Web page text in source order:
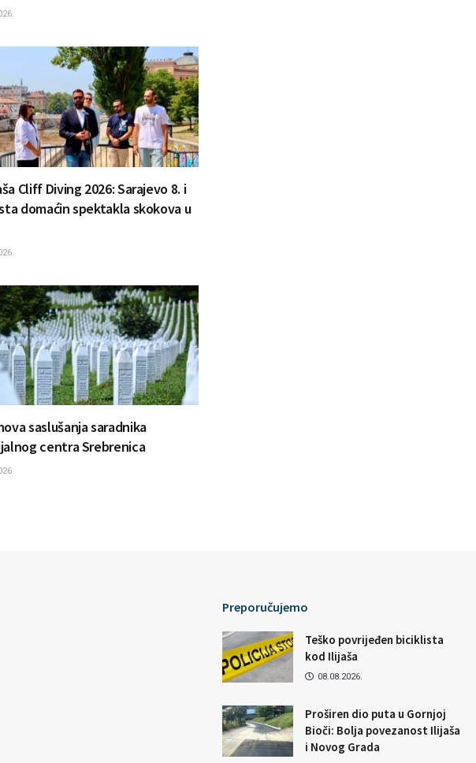
Cliff Diving 2026: Sarajevo 8. i
domaćin spektakla skokova u
saslušanja saradnika
centra Srebrenica
Preporučujemo
Teško povrijeđen biciklista
kod Ilijaša
08.08.2026.
Proširen dio puta u Gornjoj
Bioči: Bolja povezanost Ilijaša
i Novog Grada